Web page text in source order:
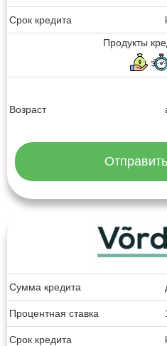
Срок кредита
Продукты
Возраст
Сумма кредита
Процентная ставка
Срок кредита